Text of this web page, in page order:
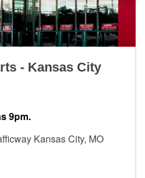
- Kansas City
9pm.
Kansas City, MO